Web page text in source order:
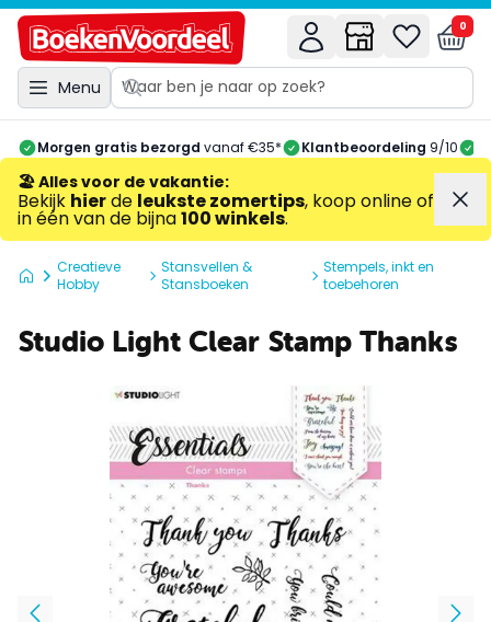
Menu
0
Morgen gratis bezorgd vanaf €35* Klantbeoordeling 9/10
🏖️ Alles voor de vakantie:
Bekijk hierde leukste zomertips, koop online of
in één van de bijna100 winkels.
Creatieve
Hobby
Stansvellen &
Stansboeken
Stempels, inkt en
toebehoren
Studio Light Clear Stamp Thanks